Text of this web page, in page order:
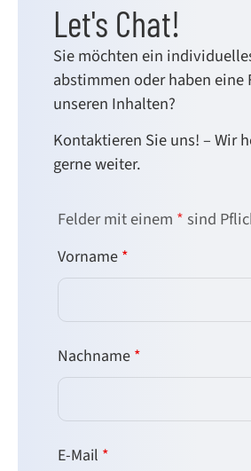
Let's Chat!
Sie möchten ein
abstimmen oder haben eine
unseren Inhalten?
Kontaktieren Sie uns! – Wir
gerne weiter.
Felder mit einem *sind
Vorname *
Nachname *
E-Mail *